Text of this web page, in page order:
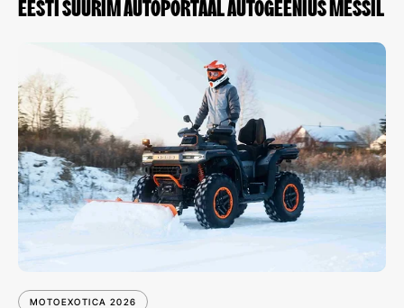
EESTI SUURIM AUTOPORTAAL AUTOGEENIUS MESSIL
MOTOEXOTICA 2026